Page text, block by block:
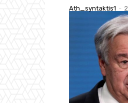
Ath_syntaktis1 -